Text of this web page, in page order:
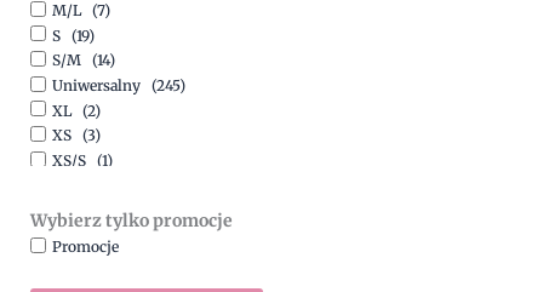
Turkusowy
Zielony
Złoty
(1)
M/L (7)
S (19)
S/M (14)
Uniwersalny (245)
XL (2)
XS (3)
XS/S (1)
Wybierz tylko promocje
Promocje